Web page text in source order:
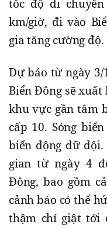
tốc độ di
km/giờ, đi vào
gia tăng cường độ.
Dự báo từ ngày
Biển Đông sẽ xuất
khu vực gần tâm
cấp 10. Sóng
biển động dữ
gian từ ngày 4
Đông, bao gồm
cảnh báo có thể
thậm chí giật tới